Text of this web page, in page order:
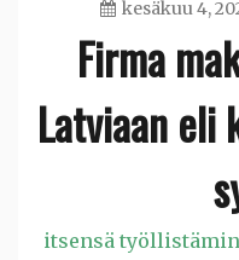
kesäkuu 4,
Firma
Latviaan eli
itsensä